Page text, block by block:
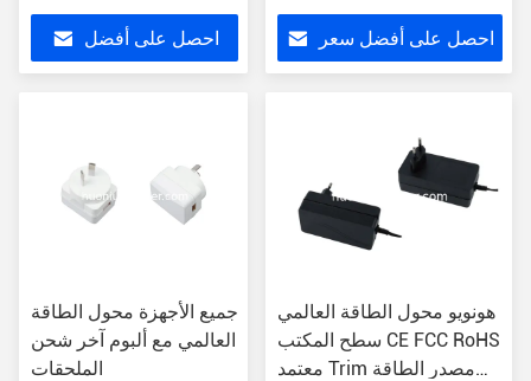
احصل على أفضل احصل على أفضل سعر
جميع الأجهزة محول الطاقة
العالمي مع ألبوم آخر شحن
الملحقات
هونويو محول الطاقة العالمي
سطح المكتب CE FCC RoHS
معتمد Trim مصدر الطاقة